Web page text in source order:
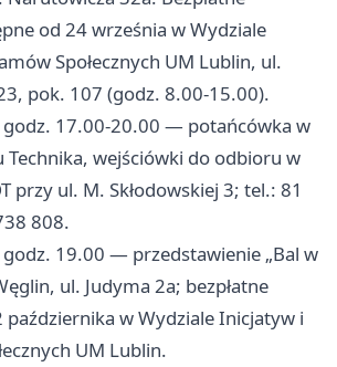
od 24 września w Wydziale
Społecznych UM Lublin, ul.
pok. 107 (godz. 8.00-15.00).
godz. 17.00-20.00 — potańcówka w
Technika, wejściówki do odbioru w
przy ul. M. Skłodowskiej 3; tel.: 81
808.
19.00 — przedstawienie „Bal w
ul. Judyma 2a; bezpłatne
w Wydziale Inicjatyw i
UM Lublin.